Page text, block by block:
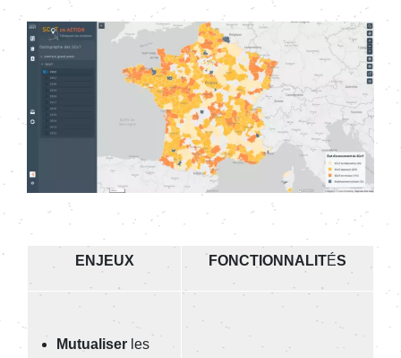
Image
ENJEUX FONCTIONNALITÉS
Mutualiser les